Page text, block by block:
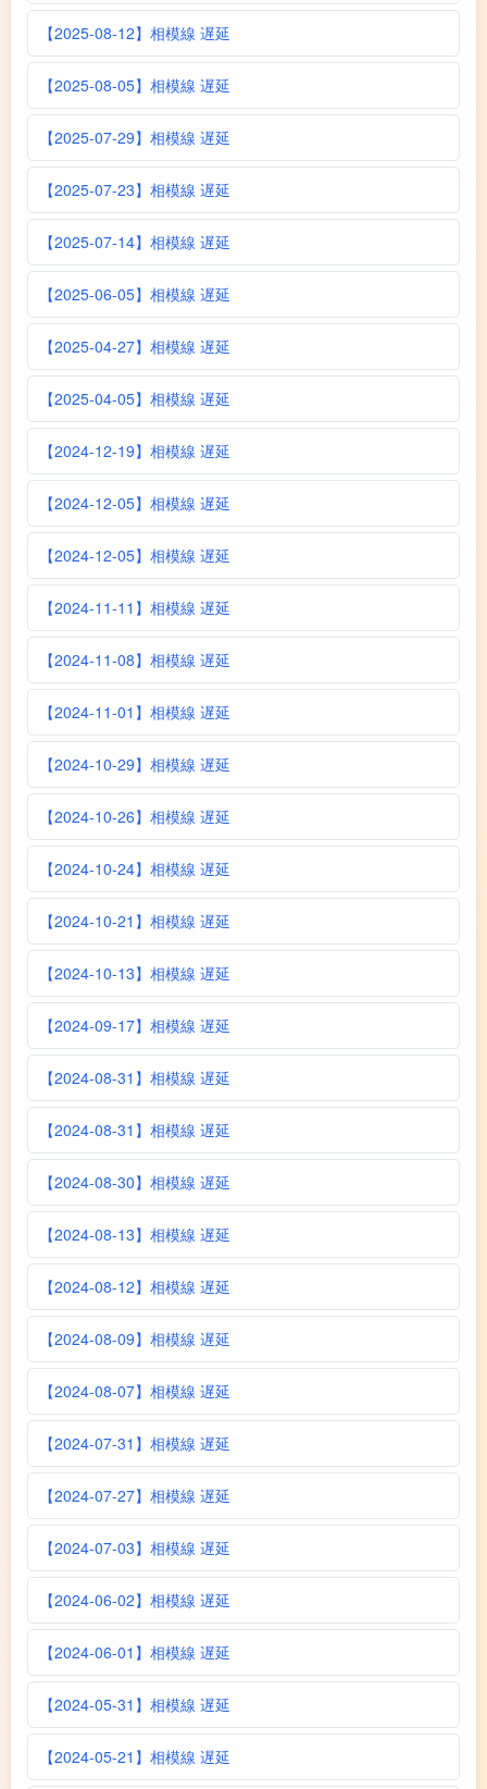
【2025-08-12】相模線 遅延
【2025-08-05】相模線 遅延
【2025-07-29】相模線 遅延
【2025-07-23】相模線 遅延
【2025-07-14】相模線 遅延
【2025-06-05】相模線 遅延
【2025-04-27】相模線 遅延
【2025-04-05】相模線 遅延
【2024-12-19】相模線 遅延
【2024-12-05】相模線 遅延
【2024-12-05】相模線 遅延
【2024-11-11】相模線 遅延
【2024-11-08】相模線 遅延
【2024-11-01】相模線 遅延
【2024-10-29】相模線 遅延
【2024-10-26】相模線 遅延
【2024-10-24】相模線 遅延
【2024-10-21】相模線 遅延
【2024-10-13】相模線 遅延
【2024-09-17】相模線 遅延
【2024-08-31】相模線 遅延
【2024-08-31】相模線 遅延
【2024-08-30】相模線 遅延
【2024-08-13】相模線 遅延
【2024-08-12】相模線 遅延
【2024-08-09】相模線 遅延
【2024-08-07】相模線 遅延
【2024-07-31】相模線 遅延
【2024-07-27】相模線 遅延
【2024-07-03】相模線 遅延
【2024-06-02】相模線 遅延
【2024-06-01】相模線 遅延
【2024-05-31】相模線 遅延
【2024-05-21】相模線 遅延